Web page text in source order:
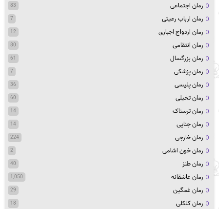
رمان اجتماعی 83
رمان ارباب رعیتی 7
رمان ازدواج اجباری 12
رمان انتقامی 80
رمان بزرگسال 61
رمان پزشکی 7
رمان پلیسی 36
رمان تخیلی 60
رمان ترسناک 14
رمان جنایی 14
رمان خارجی 224
رمان خون اشامی 2
رمان طنز 40
رمان عاشقانه 1,050
رمان غمگین 29
رمان کلکلی 18